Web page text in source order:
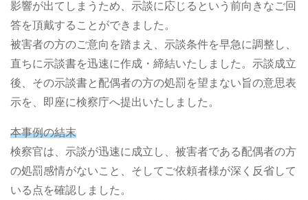
影響が出てしまうため、示談に応じるという前向きなご回
答を頂戴することができました。
被害者の方のご意向を踏まえ、示談条件を早急に調整し、
直ちに示談書を迅速に作成・締結いたしました。示談成立
後、その示談書と配偶者の方の処罰を望まない旨の意思表
示を、即座に検察庁へ提出いたしました。
本事例の結末
検察官は、示談が迅速に成立し、被害者である配偶者の方
の処罰感情がないこと、そしてご依頼者様が深く反省して
いる点を確認しました。